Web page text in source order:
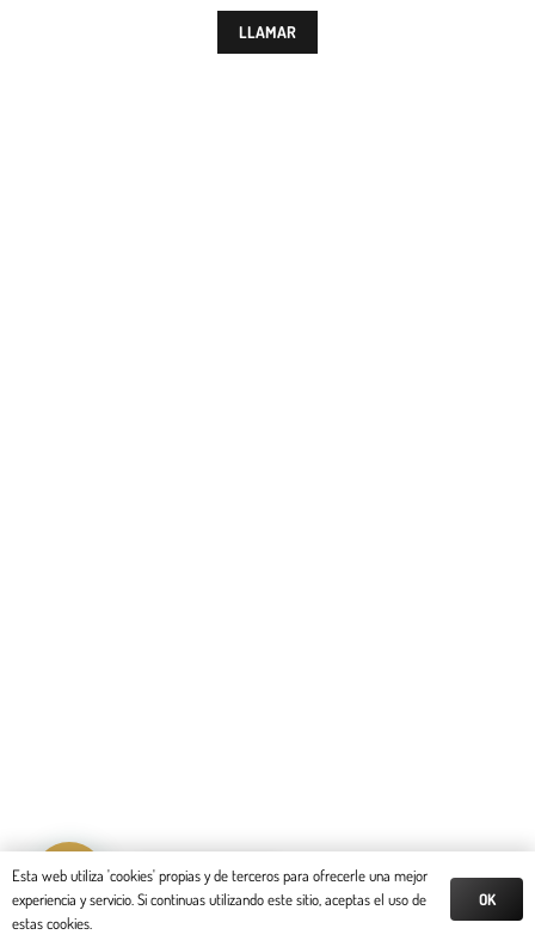
LLAMAR
Reserva tu cita
Esta web utiliza 'cookies' propias y de terceros para ofrecerle una mejor
experiencia y servicio. Si continuas utilizando este sitio, aceptas el uso de
estas cookies.
OK